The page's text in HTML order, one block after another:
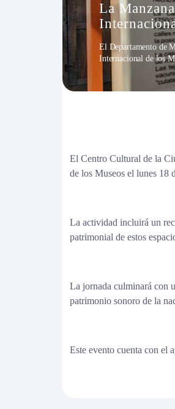
La
El Departamento de
Internacional de los
El Centro Cultural de la
de los Museos el lunes 18
La actividad incluirá un
patrimonial de estos
La jornada culminará con
patrimonio sonoro de la
Este evento cuenta con el